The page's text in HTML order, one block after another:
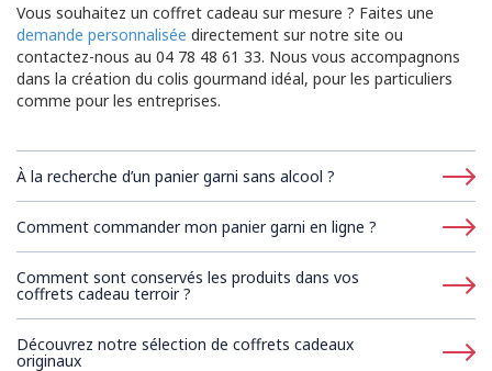
Vous souhaitez un coffret cadeau sur mesure ? Faites une
demande personnalisée directement sur notre site ou
contactez-nous au 04 78 48 61 33. Nous vous accompagnons
dans la création du colis gourmand idéal, pour les particuliers
comme pour les entreprises.
À la recherche d’un panier garni sans alcool ?
Comment commander mon panier garni en ligne ?
Comment sont conservés les produits dans vos
coffrets cadeau terroir ?
Découvrez notre sélection de coffrets cadeaux
originaux